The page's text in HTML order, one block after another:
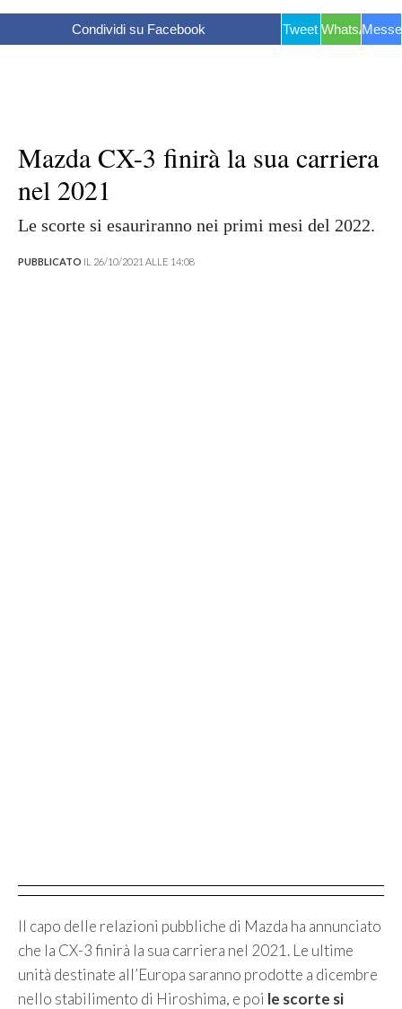
Condividi su Facebook Tweet WhatsApp
Mazda CX-3 finirà la sua carriera
nel 2021
Le scorte si esauriranno nei primi mesi del 2022.
PUBBLICATO IL 26/10/2021 ALLE 14:08
Il capo delle relazioni pubbliche di Mazda ha annunciato
che la CX-3 finirà la sua carriera nel 2021. Le ultime
unità destinate all’Europa saranno prodotte a dicembre
nello stabilimento di Hiroshima, e poi le scorte si